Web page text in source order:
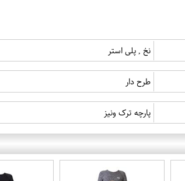
نخ , پلی استر
طرح دار
پارچه ترک ونیز